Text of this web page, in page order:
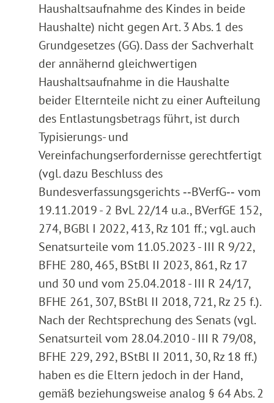
Haushaltsaufnahme des Kindes in beide
Haushalte) nicht gegen Art. 3 Abs. 1 des
Grundgesetzes (GG). Dass der Sachverhalt
der annähernd gleichwertigen
Haushaltsaufnahme in die Haushalte
beider Elternteile nicht zu einer Aufteilung
des Entlastungsbetrags führt, ist durch
Typisierungs- und
Vereinfachungserfordernisse gerechtfertigt
(vgl. dazu Beschluss des
Bundesverfassungsgerichts ‑‑BVerfG‑‑ vom
19.11.2019 - 2 BvL 22/14 u.a., BVerfGE 152,
274, BGBl I 2022, 413, Rz 101 ff.; vgl. auch
Senatsurteile vom 11.05.2023 - III R 9/22,
BFHE 280, 465, BStBl II 2023, 861, Rz 17
und 30 und vom 25.04.2018 - III R 24/17,
BFHE 261, 307, BStBl II 2018, 721, Rz 25 f.).
Nach der Rechtsprechung des Senats (vgl.
Senatsurteil vom 28.04.2010 - III R 79/08,
BFHE 229, 292, BStBl II 2011, 30, Rz 18 ff.)
haben es die Eltern jedoch in der Hand,
gemäß beziehungsweise analog § 64 Abs. 2